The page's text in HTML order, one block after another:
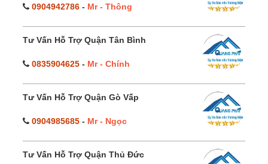
0904942786 - Mr - Thông
Tư Vấn Hỗ Trợ Quận Tân Bình
0835904625 - Mr - Chính
Tư Vấn Hỗ Trợ Quận Gò Vấp
0904985685 - Mr - Ngọc
Tư Vấn Hỗ Trợ Quận Thủ Đức